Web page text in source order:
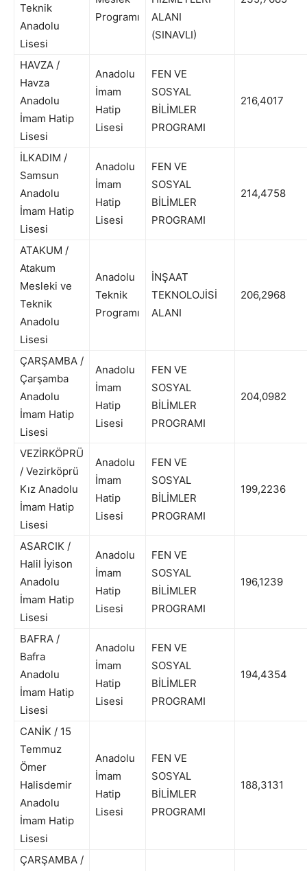
Teknik
Anadolu
Lisesi
Programı
ALANI
(SINAVLI)
HAVZA /
Havza
Anadolu
İmam Hatip
Lisesi
Anadolu
İmam
Hatip
Lisesi
FEN VE
SOSYAL
BİLİMLER
PROGRAMI
216,4017
İLKADIM /
Samsun
Anadolu
İmam Hatip
Lisesi
Anadolu
İmam
Hatip
Lisesi
FEN VE
SOSYAL
BİLİMLER
PROGRAMI
214,4758
ATAKUM /
Atakum
Mesleki ve
Teknik
Anadolu
Lisesi
Anadolu
Teknik
Programı
İNŞAAT
TEKNOLOJİSİ
ALANI
206,2968
ÇARŞAMBA /
Çarşamba
Anadolu
İmam Hatip
Lisesi
Anadolu
İmam
Hatip
Lisesi
FEN VE
SOSYAL
BİLİMLER
PROGRAMI
204,0982
VEZİRKÖPRÜ
/ Vezirköprü
Kız Anadolu
İmam Hatip
Lisesi
Anadolu
İmam
Hatip
Lisesi
FEN VE
SOSYAL
BİLİMLER
PROGRAMI
199,2236
ASARCIK /
Halil İyison
Anadolu
İmam Hatip
Lisesi
Anadolu
İmam
Hatip
Lisesi
FEN VE
SOSYAL
BİLİMLER
PROGRAMI
196,1239
BAFRA /
Bafra
Anadolu
İmam Hatip
Lisesi
Anadolu
İmam
Hatip
Lisesi
FEN VE
SOSYAL
BİLİMLER
PROGRAMI
194,4354
CANİK / 15
Temmuz
Ömer
Halisdemir
Anadolu
İmam Hatip
Lisesi
Anadolu
İmam
Hatip
Lisesi
FEN VE
SOSYAL
BİLİMLER
PROGRAMI
188,3131
ÇARŞAMBA /